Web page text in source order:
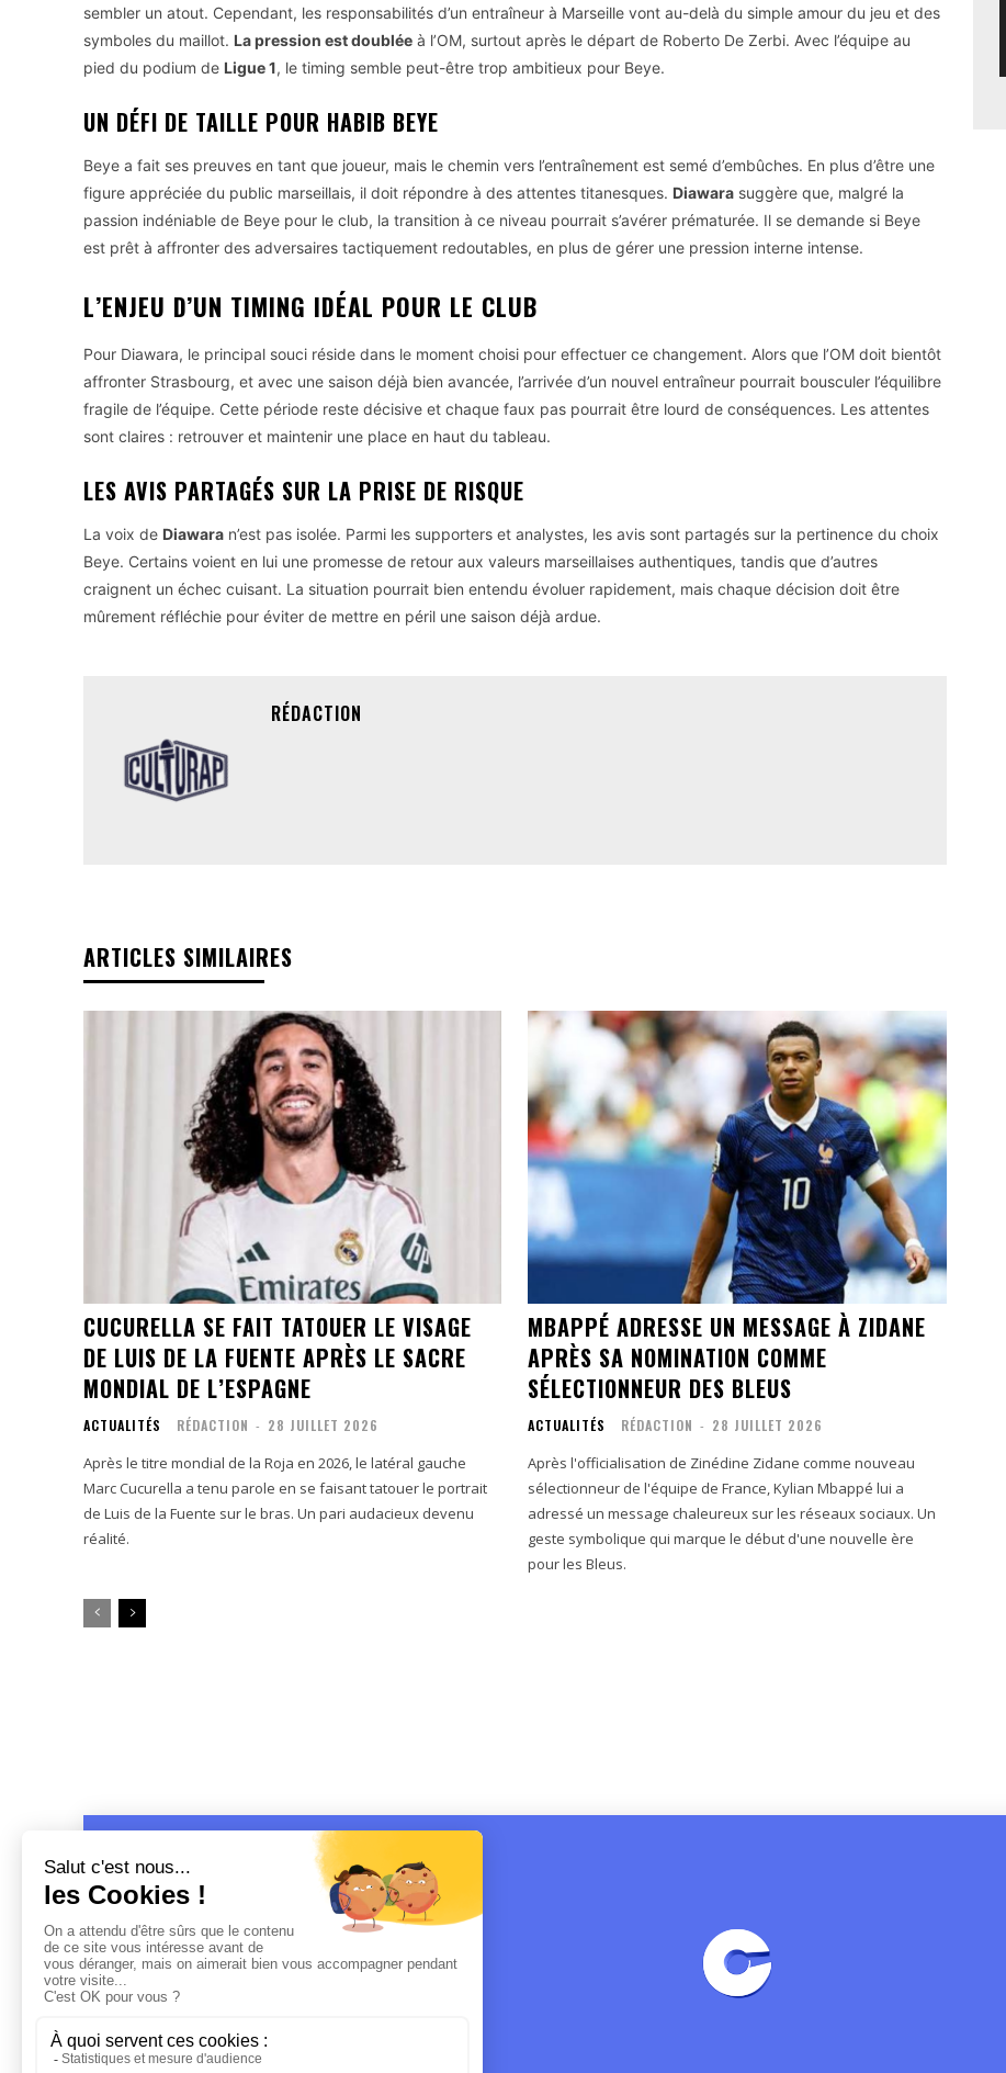
sembler un atout. Cependant, les responsabilités d’un entraîneur à Marseille vont au-delà du simple amour du jeu et des
symboles du maillot. La pression est doublée à l’OM, surtout après le départ de Roberto De Zerbi. Avec l’équipe au
pied du podium de Ligue 1, le timing semble peut-être trop ambitieux pour Beye.
UN DÉFI DE TAILLE POUR HABIB BEYE
Beye a fait ses preuves en tant que joueur, mais le chemin vers l’entraînement est semé d’embûches. En plus d’être une
figure appréciée du public marseillais, il doit répondre à des attentes titanesques. Diawara suggère que, malgré la
passion indéniable de Beye pour le club, la transition à ce niveau pourrait s’avérer prématurée. Il se demande si Beye
est prêt à affronter des adversaires tactiquement redoutables, en plus de gérer une pression interne intense.
L’ENJEU D’UN TIMING IDÉAL POUR LE CLUB
Pour Diawara, le principal souci réside dans le moment choisi pour effectuer ce changement. Alors que l’OM doit bientôt
affronter Strasbourg, et avec une saison déjà bien avancée, l’arrivée d’un nouvel entraîneur pourrait bousculer l’équilibre
fragile de l’équipe. Cette période reste décisive et chaque faux pas pourrait être lourd de conséquences. Les attentes
sont claires : retrouver et maintenir une place en haut du tableau.
LES AVIS PARTAGÉS SUR LA PRISE DE RISQUE
La voix de Diawara n’est pas isolée. Parmi les supporters et analystes, les avis sont partagés sur la pertinence du choix
Beye. Certains voient en lui une promesse de retour aux valeurs marseillaises authentiques, tandis que d’autres
craignent un échec cuisant. La situation pourrait bien entendu évoluer rapidement, mais chaque décision doit être
mûrement réfléchie pour éviter de mettre en péril une saison déjà ardue.
RÉDACTION
ARTICLES SIMILAIRES
CUCURELLA SE FAIT TATOUER LE VISAGE
DE LUIS DE LA FUENTE APRÈS LE SACRE
MONDIAL DE L’ESPAGNE
ACTUALITÉS RÉDACTION - 28 JUILLET 2026
Après le titre mondial de la Roja en 2026, le latéral gauche
Marc Cucurella a tenu parole en se faisant tatouer le portrait
de Luis de la Fuente sur le bras. Un pari audacieux devenu
réalité.
MBAPPÉ ADRESSE UN MESSAGE À ZIDANE
APRÈS SA NOMINATION COMME
SÉLECTIONNEUR DES BLEUS
ACTUALITÉS RÉDACTION - 28 JUILLET 2026
Après l'officialisation de Zinédine Zidane comme nouveau
sélectionneur de l'équipe de France, Kylian Mbappé lui a
adressé un message chaleureux sur les réseaux sociaux. Un
geste symbolique qui marque le début d'une nouvelle ère
pour les Bleus.